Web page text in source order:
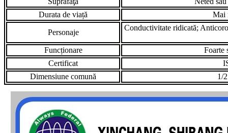
Durata de viață
Mai
Personaje
Conductivitate ridicată;
Funcționare
Foarte
Certificat
Dimensiune comună
1/